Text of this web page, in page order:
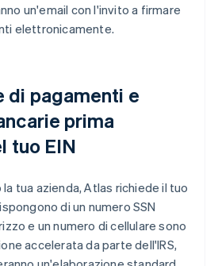
un'email con l'invito a firmare
elettronicamente.
di pagamenti e
prima
tuo EIN
tua azienda, Atlas richiede il tuo
di un numero SSN
e un numero di cellulare sono
accelerata da parte dell'IRS,